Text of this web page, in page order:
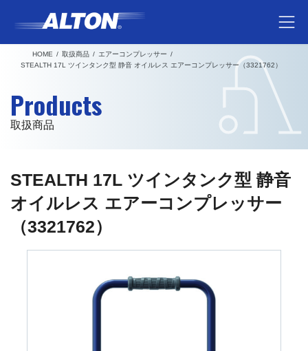
テ
ゲ
HOME 取扱商品
エアーコンプレッサー
STEALTH 17L ツインタンク型 静音 オイルレス エアーコンプレッサー（3321762）
Products
取扱商品
STEALTH 17L ツインタンク型 静音
オイルレス エアーコンプレッサー
（3321762）